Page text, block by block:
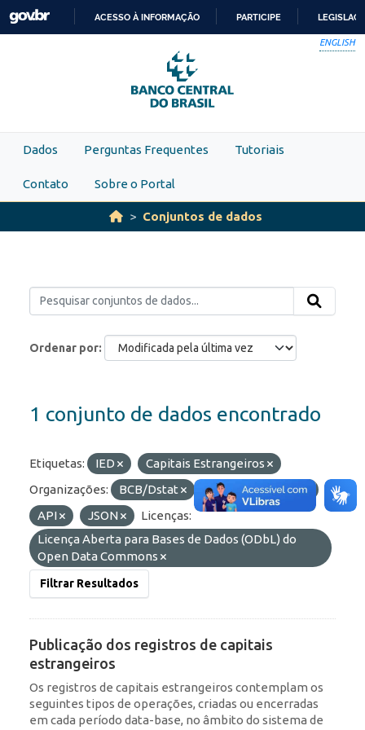
Skip to main content
PARA
O
CONTEÚDO
ACESSO À INFORMAÇÃO PARTICIPE
ENGLISH
Dados Perguntas Frequentes Tutoriais
Contato Sobre o Portal
Conjuntos de dados
Ordenar por
1 conjunto de dados encontrado
Etiquetas: IED
Capitais Estrangeiros
Organizações:
BCB/Dstat Formatos:
HTML
API
JSON
Licenças:
Licença Aberta para Bases de Dados (ODbL) do
Open Data Commons
Filtrar Resultados
Publicação dos registros de capitais
estrangeiros
Os registros de capitais estrangeiros contemplam os
seguintes tipos de operações, criadas ou encerradas
em cada período data-base, no âmbito do sistema de